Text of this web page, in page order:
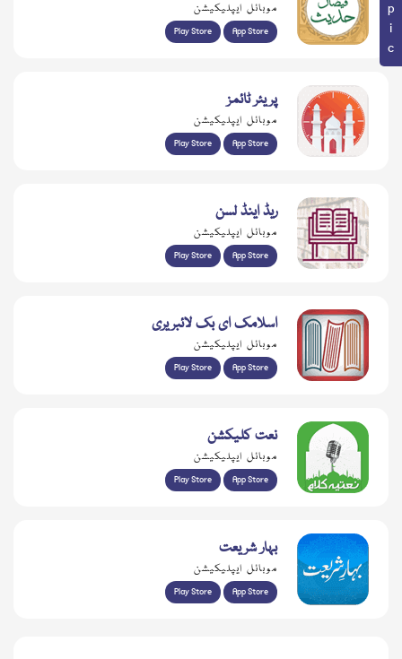
موبائل ایپلیکیشن
Play Store App Store
پریئر ٹائمز
موبائل ایپلیکیشن
Play Store App Store
ریڈ اینڈ لسن
موبائل ایپلیکیشن
Play Store App Store
اسلامک ای بک لائبریری
موبائل ایپلیکیشن
Play Store App Store
نعت کلیکشن
موبائل ایپلیکیشن
Play Store App Store
بہار شریعت
موبائل ایپلیکیشن
Play Store App Store